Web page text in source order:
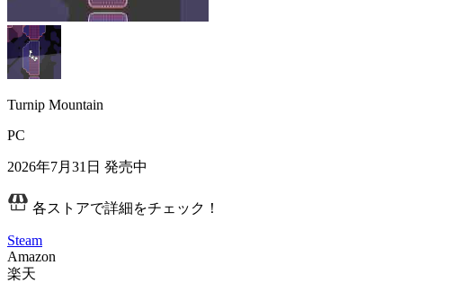
Turnip Mountain
PC
2026年7月31日 発売中
各ストアで詳細をチェック！
Steam
Amazon
楽天